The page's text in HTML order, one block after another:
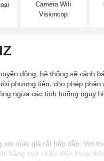
Camera Wifi
Visioncop
động, hệ thống sẽ cảnh
phương tiện, cho phép phản
ngừa các tình huống nguy
mức giá rất hấp dẫn. Với
bằng một chiếc điện thoại